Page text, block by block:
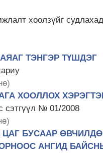
хоолзүйг
ТЭНГЭР ТҮШДЭГ
ХООЛЛОХ
сэтгүүл № 01/2008
БУСААР
АНГИД